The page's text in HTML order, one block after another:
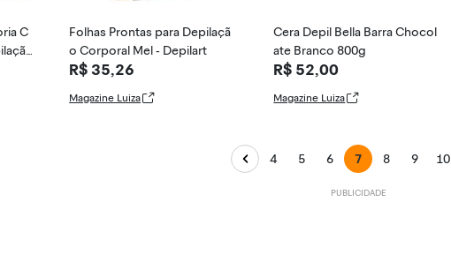
C
Folhas Prontas para Depilaçã
o Corporal Mel - Depilart
R$ 35,26
Magazine Luiza
Cera Depil Bella Barra Chocol
ate Branco 800g
R$ 52,00
Magazine Luiza
4 5 6 7 8 9 10